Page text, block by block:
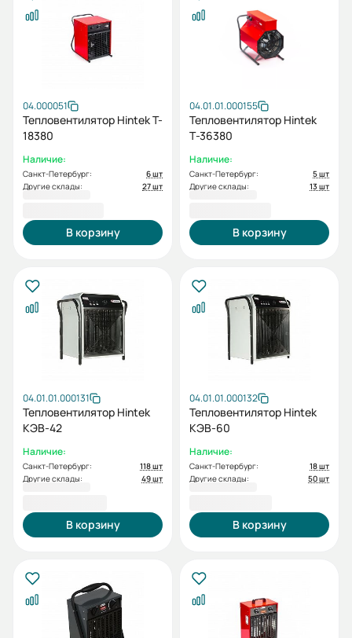
04.000051
Тепловентилятор Hintek T-
18380
Наличие:
Санкт-Петербург:
6 шт
Другие склады:
27 шт
В корзину
04.01.01.000155
Тепловентилятор Hintek
Т-36380
Наличие:
Санкт-Петербург:
5 шт
Другие склады:
13 шт
В корзину
04.01.01.000131
Тепловентилятор Hintek
КЭВ-42
Наличие:
Санкт-Петербург:
118 шт
Другие склады:
49 шт
В корзину
04.01.01.000132
Тепловентилятор Hintek
КЭВ-60
Наличие:
Санкт-Петербург:
18 шт
Другие склады:
50 шт
В корзину